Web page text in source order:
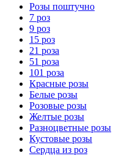
Розы поштучно
7 роз
9 роз
15 роз
21 роза
51 роза
101 роза
Красные розы
Белые розы
Розовые розы
Желтые розы
Разноцветные розы
Кустовые розы
Сердца из роз